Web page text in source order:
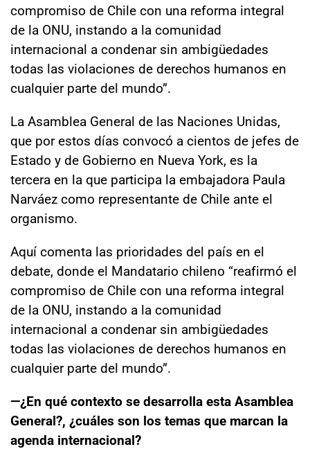
compromiso de Chile con una reforma integral
de la ONU, instando a la comunidad
internacional a condenar sin ambigüedades
todas las violaciones de derechos humanos en
cualquier parte del mundo”.
La Asamblea General de las Naciones Unidas,
que por estos días convocó a cientos de jefes de
Estado y de Gobierno en Nueva York, es la
tercera en la que participa la embajadora Paula
Narváez como representante de Chile ante el
organismo.
Aquí comenta las prioridades del país en el
debate, donde el Mandatario chileno “reafirmó el
compromiso de Chile con una reforma integral
de la ONU, instando a la comunidad
internacional a condenar sin ambigüedades
todas las violaciones de derechos humanos en
cualquier parte del mundo”.
—¿En qué contexto se desarrolla esta Asamblea
General?, ¿cuáles son los temas que marcan la
agenda internacional?